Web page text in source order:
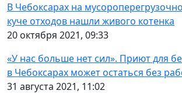
В Чебоксарах на
куче отходов нашли живого котенка
20 октября 2021, 09:33
«У нас больше нет сил». Приют для
в Чебоксарах может остаться без
31 августа 2021, 11:02